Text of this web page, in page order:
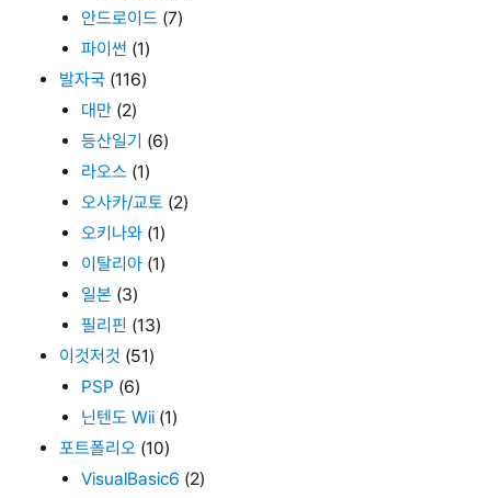
안드로이드 (7)
파이썬 (1)
발자국 (116)
대만 (2)
등산일기 (6)
라오스 (1)
오사카/교토 (2)
오키나와 (1)
이탈리아 (1)
일본 (3)
필리핀 (13)
이것저것 (51)
PSP (6)
닌텐도 Wii (1)
포트폴리오 (10)
VisualBasic6 (2)